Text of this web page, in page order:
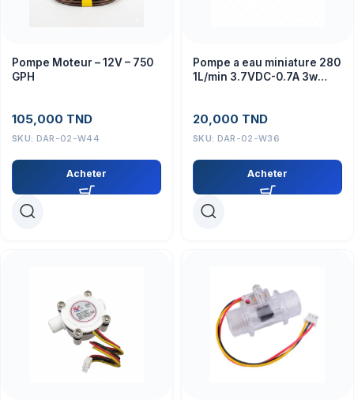
Pompe Moteur – 12V – 750
GPH
105,000 TND
SKU: DAR-02-W44
Acheter
Pompe a eau miniature 280
1L/min 3.7VDC-0.7A 3w
20,000 TND
SKU: DAR-02-W36
Acheter